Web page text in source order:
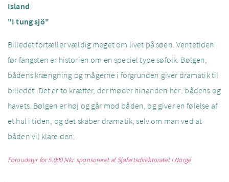
Island
"I tung sjö"
Billedet fortæller vældig meget om livet på søen. Ventetiden
før fangsten er historien om en speciel type søfolk. Bølgen,
bådens krængning og mågerne i forgrunden giver dramatik til
billedet. Det er to kræfter, der møder hinanden her: bådens og
havets. Bølgen er høj og går mod båden, og giver en følelse af
et hul i tiden, og det skaber dramatik, selv om man ved at
båden vil klare den.
Fotoudstyr for 5.000 Nkr. sponsoreret af Sjøfartsdirektoratet i Norge